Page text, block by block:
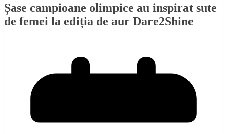
Șase campioane olimpice au inspirat sute
de femei la ediția de aur Dare2Shine